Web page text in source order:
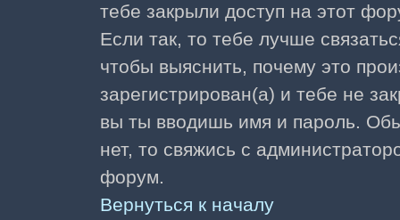
тебе закрыли доступ на этот
Если так, то тебе лучше
чтобы выяснить, почему это
зарегистрирован(а) и тебе не
вы ты вводишь имя и пароль.
нет, то свяжись с
форум.
Вернуться к началу